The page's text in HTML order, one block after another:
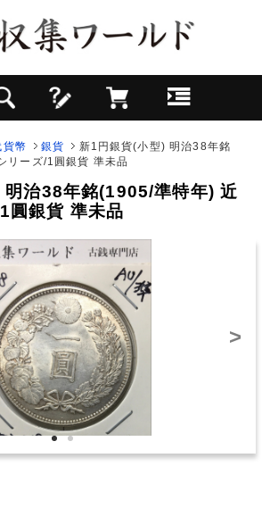
貨幣 銀貨
新1円銀貨(小型) 明治38年銘
リーズ/1圓銀貨 準未品
明治38年銘(1905/準特年) 近
圓銀貨 準未品
>